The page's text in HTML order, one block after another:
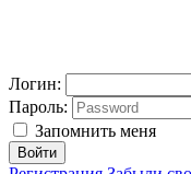
Логин:
Пароль:
Запомнить меня